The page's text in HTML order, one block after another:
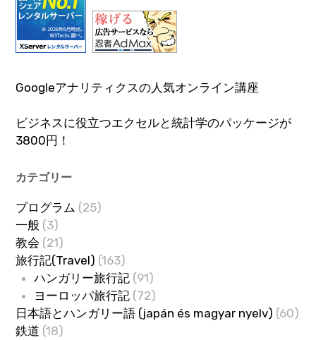
Googleアナリティクスの人気オンライン講座
ビジネスに役立つエクセルと統計学のパッケージが
3800円！
カテゴリー
プログラム (25)
一般 (3)
教会 (21)
旅行記(Travel) (163)
ハンガリー旅行記(91)
ヨーロッパ旅行記(72)
日本語とハンガリー語 (japán és magyar nyelv) (60)
鉄道 (18)